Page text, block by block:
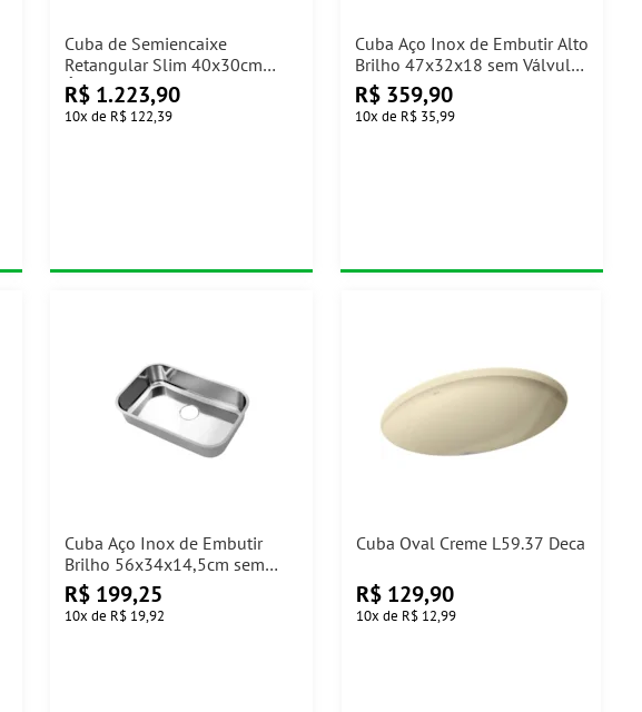
Cuba de Semiencaixe
Retangular Slim 40x30cm
Ébano Fosco L.61040.M.94
Deca
R$ 1.223,90
10x de R$ 122,39
Cuba Aço Inox de Embutir Alto
Brilho 47x32x18 sem Válvula
Docol
R$ 359,90
10x de R$ 35,99
Cuba Aço Inox de Embutir
Brilho 56x34x14,5cm sem
Válvula Docol
R$ 199,25
10x de R$ 19,92
Cuba Oval Creme L59.37 Deca
R$ 129,90
10x de R$ 12,99